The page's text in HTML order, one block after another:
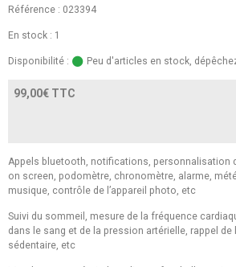
Référence : 023394
En stock : 1
Disponibilité : Peu d'articles en stock,
99,00€ TTC
Appels bluetooth, notifications, personnalisation
on screen, podomètre, chronomètre, alarme,
musique, contrôle de l’appareil photo, etc
Suivi du sommeil, mesure de la fréquence
dans le sang et de la pression artérielle, rappel de
sédentaire, etc